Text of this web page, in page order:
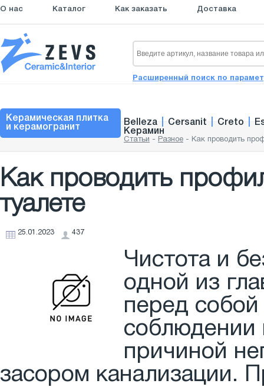
О нас Каталог Как заказать Доставка
Расширенный поиск по
Керамическая плитка
и керамогранит
Belleza Cersanit Creto
Керамин
Статьи - Разное - Как проводить
Как проводить
туалете
25.01.2023 437
Чистота и
одной из
перед
соблюдении
причиной
засором канализации.